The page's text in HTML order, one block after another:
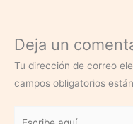
Deja un
Tu dirección de correo
campos obligatorios